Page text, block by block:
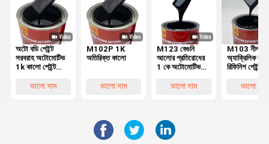
অটো বডি পেইন্ট
সরবরাহ অটোমোটিভ
1k কালো পেইন্ট
ভালো দাম
M102P 1K
অতিরিক্ত কালো
ভালো দাম
M123 বেগুনি
আলোর প্রতিরোধের
1 কে অটোমোটিভ
শুকানোরভালো দাম
M103 নীল
অ্যাক্রিলিক কার
রিফিনিশ পেইন্ট
পরিশীলিতভালো দাম